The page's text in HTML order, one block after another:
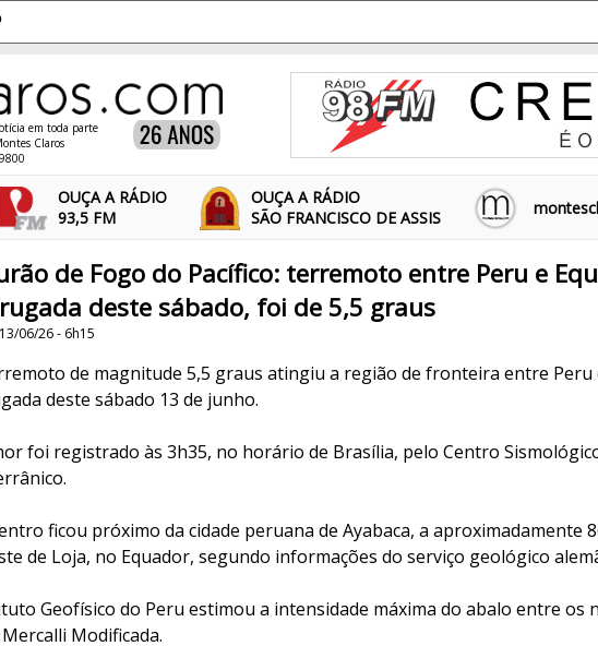
em toda parte
Claros
OUÇA A RÁDIO
93,5 FM
OUÇA A RÁDIO
SÃO FRANCISCO DE ASSIS
de Fogo do Pacífico: terremoto entre Peru e
deste sábado, foi de 5,5 graus
06/26 - 6h15
de magnitude 5,5 graus atingiu a região de fronteira entre Peru
deste sábado 13 de junho.
foi registrado às 3h35, no horário de Brasília, pelo Centro
ficou próximo da cidade peruana de Ayabaca, a aproximadamente
de Loja, no Equador, segundo informações do serviço geológico
Geofísico do Peru estimou a intensidade máxima do abalo entre os
Modificada.